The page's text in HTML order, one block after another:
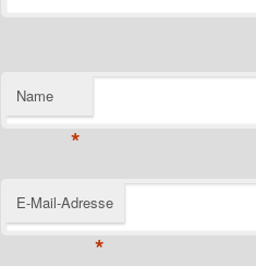
Name
*
E-Mail-Adresse
*